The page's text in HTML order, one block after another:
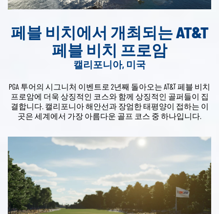
페블 비치에서 개최되는 AT&T
페블 비치 프로암
캘리포니아, 미국
PGA 투어의 시그니처 이벤트로 2년째 돌아오는 AT&T 페블 비치
프로암에 더욱 상징적인 코스와 함께 상징적인 골퍼들이 집
결합니다. 캘리포니아 해안선과 장엄한 태평양이 접하는 이
곳은 세계에서 가장 아름다운 골프 코스 중 하나입니다.